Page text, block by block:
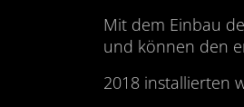
Mit dem Einbau
und können den
2018 installierten